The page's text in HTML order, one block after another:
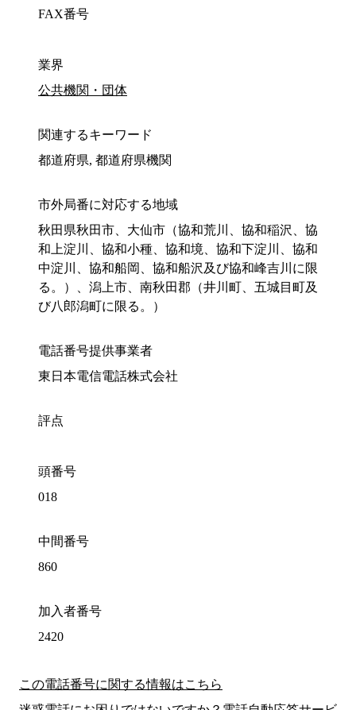
FAX番号
業界
公共機関・団体
関連するキーワード
都道府県, 都道府県機関
市外局番に対応する地域
秋田県秋田市、大仙市（協和荒川、協和稲沢、協
和上淀川、協和小種、協和境、協和下淀川、協和
中淀川、協和船岡、協和船沢及び協和峰吉川に限
る。）、潟上市、南秋田郡（井川町、五城目町及
び八郎潟町に限る。）
電話番号提供事業者
東日本電信電話株式会社
評点
頭番号
018
中間番号
860
加入者番号
2420
この電話番号に関する情報はこちら